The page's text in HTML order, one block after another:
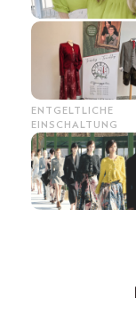
ENTGELTLICHE
EINSCHALTUNG